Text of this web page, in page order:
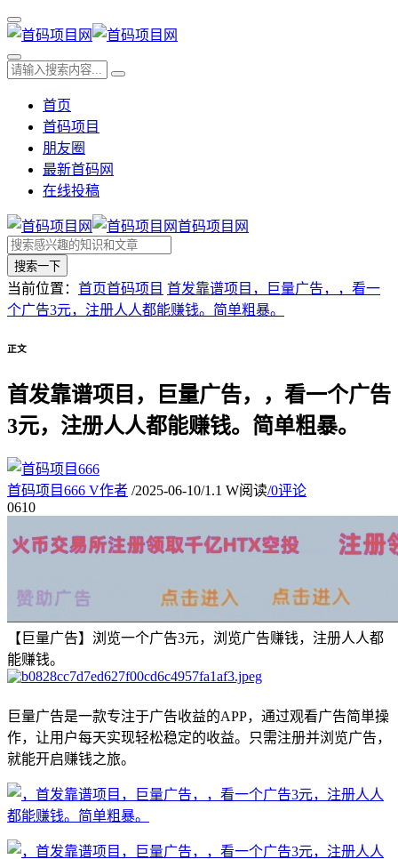
首页
首码项目
朋友圈
最新首码网
在线投稿
首码项目网
搜索一下
当前位置： 首页首码项目 首发靠谱项目，巨量广告，，看一
个广告3元，注册人人都能赚钱。简单粗暴。
正文
首发靠谱项目，巨量广告，，看一个广告
3元，注册人人都能赚钱。简单粗暴。
首码项目666 V作者 /2025-06-10/1.1 W阅读/0评论
0610
【巨量广告】浏览一个广告3元，浏览广告赚钱，注册人人都
能赚钱。
巨量广告是一款专注于广告收益的APP，通过观看广告简単操
作，让用户每天实现轻松稳定的收益。只需注册并浏览广告，
就能开启赚钱之旅。